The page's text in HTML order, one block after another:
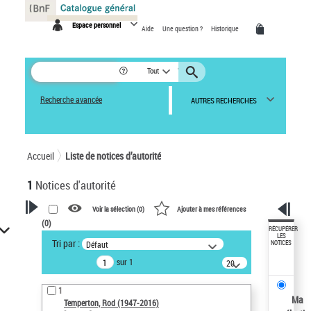
Espace personnel Aide Une question ? Historique
Tout
Recherche avancée AUTRES RECHERCHES
Accueil Liste de notices d’autorité
1 Notices d'autorité
VOTRE RECHERCHE
Recherche avancée dans les
notices d’autorité
Œuvres liées à l'auteur :
Temperton, Rod (1947-2016)
Voir la sélection (0) Ajouter à mes références
(0)
Tri par : Défaut
sur 1
20
résultats/page
1
Temperton, Rod (1947-2016)
RÉCUPÉRER
LES
NOTICES
Ma
Panneau de gestion des cookies